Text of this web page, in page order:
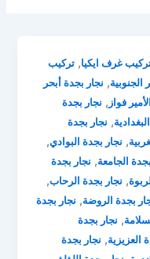
غرف ايكيا,تركيب
الجنوبية, نجار بجدة أبحر
فواز , نجار بجدة
, نجار بجدة
, نجار بجدة البوادي,
الجامعة, نجار بجدة
, نجار بجدة الرحاب,
بجدة الروضة, نجار بجدة
, نجار بجدة
العزيزية, نجار بجدة